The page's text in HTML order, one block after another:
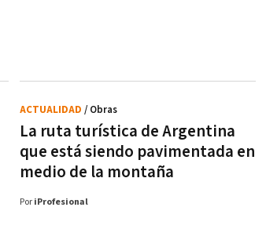
La ruta turística de Argentina
que está siendo pavimentada en
medio de la montaña
ACTUALIDAD / Obras
Por iProfesional